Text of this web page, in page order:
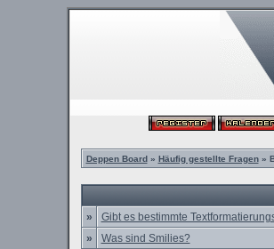
Deppen Board» Häufig gestellte Fragen»
»
Gibt es bestimmte
»
Was sind Smilies?